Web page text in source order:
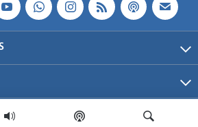
| OCB | Todos los derechos reservados.